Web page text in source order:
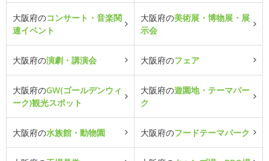
大阪府のコンサート・音楽関
連イベント
大阪府の美術展・博物展・展
示会
大阪府の演劇・講演会 大阪府のフェア
大阪府のGW(ゴールデンウィ
ーク)観光スポット
大阪府の遊園地・テーマパー
ク
大阪府の水族館・動物園 大阪府のフードテーマパーク